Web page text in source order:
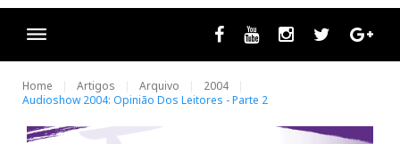
e
Facebook
Youtube InstagramTwitter
Home Artigos Arquivo
2004
Audioshow 2004: Opinião Dos Leitores - Parte 2